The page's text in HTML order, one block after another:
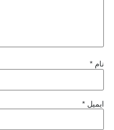
نام *
ایمیل *